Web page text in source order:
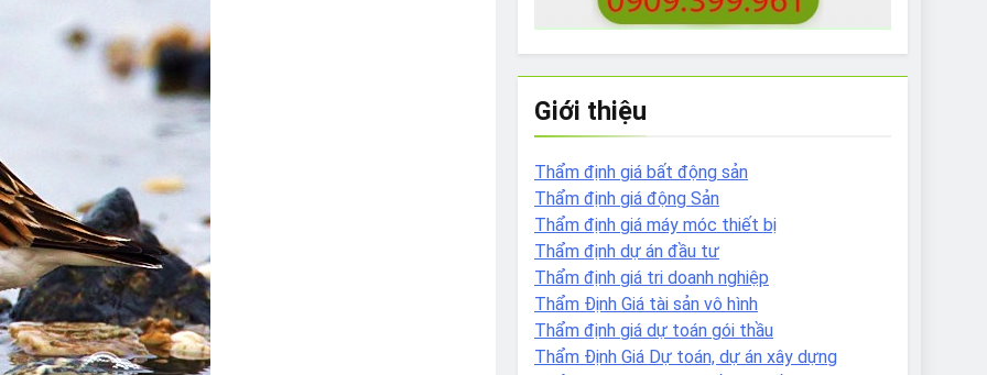
Giới thiệu
Thẩm định giá bất động sản
Thẩm định giá động Sản
Thẩm định giá máy móc thiết bị
Thẩm định dự án đầu tư
Thẩm định giá tri doanh nghiệp
Thẩm Định Giá tài sản vô hình
Thẩm định giá dự toán gói thầu
Thẩm Định Giá Dự toán, dự án xây dựng